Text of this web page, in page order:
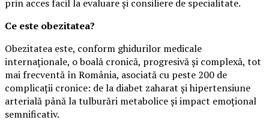
prin acces facil la evaluare și consiliere de specialitate.
Ce este obezitatea?
Obezitatea este, conform ghidurilor medicale
internaționale, o boală cronică, progresivă și complexă, tot
mai frecventă în România, asociată cu peste 200 de
complicații cronice: de la diabet zaharat și hipertensiune
arterială până la tulburări metabolice și impact emoțional
semnificativ.